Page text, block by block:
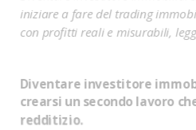
iniziare a fare del trading
con profitti reali e misurabili,
Diventare investitore
crearsi un secondo lavoro
redditizio.